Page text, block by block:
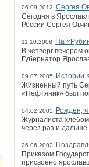
06.09.2012 Сергея
Сегодня в
России Сергея
11.10.2008
На
В четверг вечером
Губернатор
09.07.2005
Истории
Жизненный путь
«Нефтяник» был
04.02.2005
Рожден,
Журналиста
через раз и дальше
26.06.2002
Приказом
присвоено